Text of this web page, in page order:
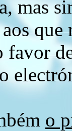
mas
favor
o